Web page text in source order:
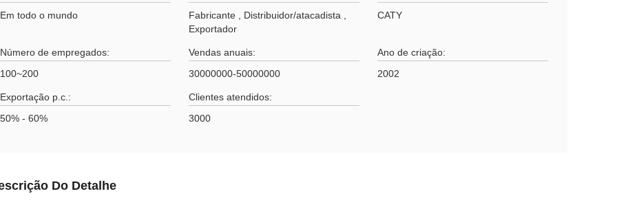
Em todo o mundo
Fabricante , Distribuidor/atacadista ,
Exportador
CATY
Número de empregados:
100~200
Vendas anuais:
30000000-50000000
Ano de criação:
2002
Exportação p.c.:
50% - 60%
Clientes atendidos:
3000
Do Detalhe